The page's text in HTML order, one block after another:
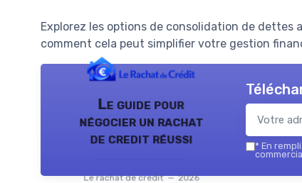
Explorez les options de consolidation de
comment cela peut simplifier votre gestion
Le guide pour
négocier un rachat
de credit réussi
Le rachat de credit — 2026
* En